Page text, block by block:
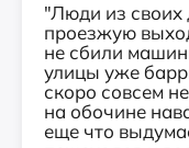
"Люди из своих
проезжую
не сбили
улицы уже
скоро совсем
на обочине
еще что